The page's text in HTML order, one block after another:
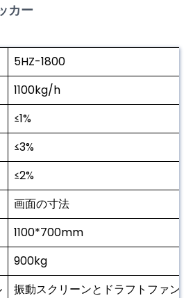
カー
5HZ-1800
1100kg/h
≤1%
≤3%
≤2%
画面の寸法
1100*700mm
900kg
振動スクリーンとドラフトファン